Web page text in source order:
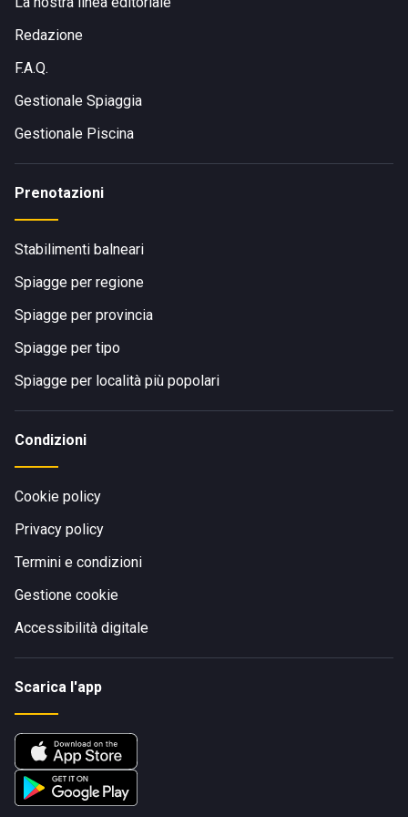
servizi igienici privati ??per il loro comfort.
Redazione
F.A.Q.
Gestionale Spiaggia
Gestionale Piscina
Prenotazioni
Stabilimenti balneari
Spiagge per regione
Spiagge per provincia
Spiagge per tipo
Spiagge per località più popolari
Condizioni
Cookie policy
Privacy policy
Termini e condizioni
Gestione cookie
Accessibilità digitale
Scarica l'app